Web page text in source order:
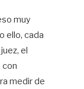
muy
ello, cada
el
con
medir de